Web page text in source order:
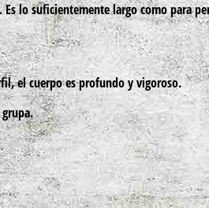
lo suficientemente largo como para
el cuerpo es profundo y vigoroso.